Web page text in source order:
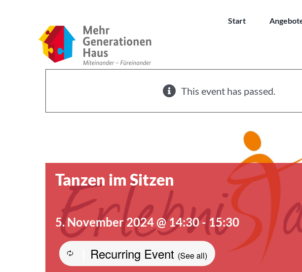
Start
This event has passed.
Tanzen im Sitzen
5. November 2024 @ 14:30-15:30
Recurring Event (See all)